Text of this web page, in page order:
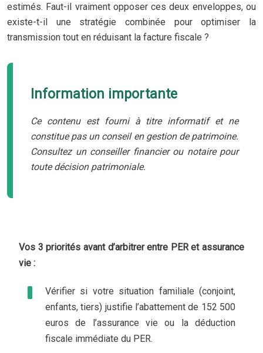
estimés. Faut-il vraiment opposer ces deux enveloppes, ou
existe-t-il une stratégie combinée pour optimiser la
transmission tout en réduisant la facture fiscale ?
Information importante
Ce contenu est fourni à titre informatif et ne
constitue pas un conseil en gestion de patrimoine.
Consultez un conseiller financier ou notaire pour
toute décision patrimoniale.
Vos 3 priorités avant d’arbitrer entre PER et assurance
vie :
Vérifier si votre situation familiale (conjoint,
enfants, tiers) justifie l’abattement de 152 500
euros de l’assurance vie ou la déduction
fiscale immédiate du PER.